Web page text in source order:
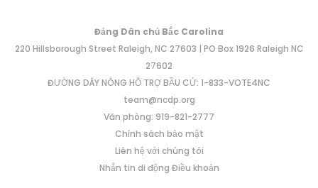
Đảng Dân chủ Bắc Carolina
220 Hillsborough Street Raleigh, NC 27603 | PO Box 1926 Raleigh NC
27602
ĐƯỜNG DÂY NÓNG HỖ TRỢ BẦU CỬ: 1-833-VOTE4NC
team@ncdp.org
Văn phòng: 919-821-2777
Chính sách bảo mật
Liên hệ với chúng tôi
Nhắn tin di động Điều khoản